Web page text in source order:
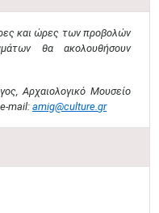
και ώρες των προβολών
θα ακολουθήσουν
Αρχαιολογικό Μουσείο
e-mail: amig@culture.gr
• • •
21
•••
22
••• •••
• • •